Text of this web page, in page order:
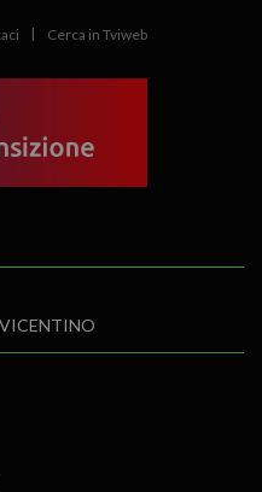
Cerca in Tviweb